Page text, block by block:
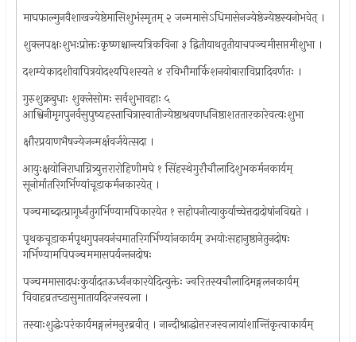
माघफाल्गुनवैशाखज्येष्ठेमासिशुभंस्मृतम् २ जन्ममासेऽधिमासेनज्येष्ठेज्येष्ठस्यनोभवेत् ।
शुक्लपक्षःशुभःप्रोक्तःकृष्णश्चान्त्यत्रिकविना ३ द्वितीयाथतृतीयाचपञ्चमीसप्तमीशुभा ।
दशम्येकादशीवापित्रयोदश्यपिशस्यते ४ रविभौमार्किशनयोबाराविप्रादिवर्णतः ।
गुरुशुक्रबुधाः शुक्लेसोमः सर्वशुभावहाः ५
आश्विनीमृगपुनर्वसुपुष्यहस्ताचित्रास्वातीज्येष्ठाश्रवणधनिष्ठाशततारकारेवत्यःशुभा
क्षौरप्रयाणभैषज्येजन्मर्क्षवर्जयेत्सदा ।
आयुःक्षयोनिराधाग्नित्र्युत्तरारोहिणीमघे १ सिंहस्थेगुरौचौलादिशुभकर्मनकार्यम्
सूनोर्मातरिगर्भिण्यांचूडाकर्मनकारयेत् ।
पञ्चमाब्दात्प्रागूर्ध्वंतुगर्भिण्यामपिकारयेत १ सहोपनीत्याकुर्याच्चेत्तदादोषांनविद्यते ।
पृथकचूडाकर्मपृथगुपनयनंचमातरिगर्भिण्यांनकार्यम् उभयोःसहानुष्ठानेतुनदोषः
गर्भिण्यामपिपञ्चममासपर्यन्तनदोषः
पञ्चममासादधःकुर्यादतऊर्ध्वंनकारयेदित्युक्तेः ज्वरितस्यचौलादिमङ्गलनकार्यम्
विवाहव्रतच्डासुमातायदिरजस्वला ।
तस्याःशुद्धेःपरंकार्यमङ्गलंमनुरब्रवीत् । नान्दीश्राद्धोत्तरजस्वलायांशान्तिंकृत्वाकार्यम्